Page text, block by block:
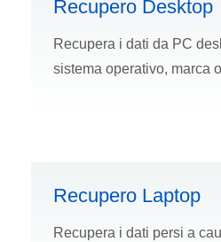
Recupero Desktop
Recupera i dati da PC
sistema operativo, marca
Recupero Laptop
Recupera i dati persi a